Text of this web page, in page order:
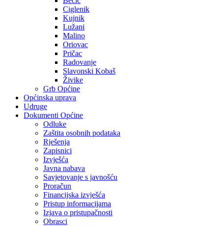
Ciglenik
Kujnik
Lužani
Malino
Oriovac
Pričac
Radovanje
Slavonski Kobaš
Živike
Grb Općine
Općinska uprava
Udruge
Dokumenti Općine
Odluke
Zaštita osobnih podataka
Rješenja
Zapisnici
Izvješća
Javna nabava
Savjetovanje s javnošću
Proračun
Financijska izvješća
Pristup informacijama
Izjava o pristupačnosti
Obrasci